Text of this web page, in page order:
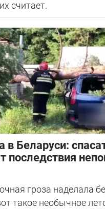
считает.
в Беларуси:
последствия
гроза наделала
такое необычное